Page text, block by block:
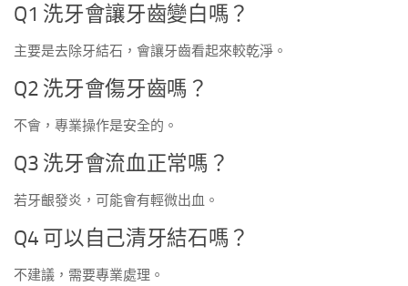
Q1 洗牙會讓牙齒變白嗎？
主要是去除牙結石，會讓牙齒看起來較乾淨。
Q2 洗牙會傷牙齒嗎？
不會，專業操作是安全的。
Q3 洗牙會流血正常嗎？
若牙齦發炎，可能會有輕微出血。
Q4 可以自己清牙結石嗎？
不建議，需要專業處理。